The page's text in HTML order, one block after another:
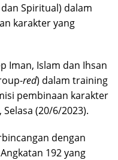
Spiritual) dalam
karakter yang
Iman, Islam dan Ihsan
red) dalam training
pembinaan karakter
(20/6/2023).
dengan
192 yang